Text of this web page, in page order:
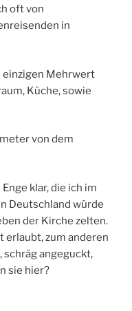
oft von
in
einzigen Mehrwert
Küche, sowie
von dem
klar, die ich im
Deutschland würde
der Kirche zelten.
erlaubt, zum anderen
angeguckt,
sie hier?